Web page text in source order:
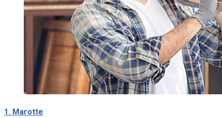
1. Marotte